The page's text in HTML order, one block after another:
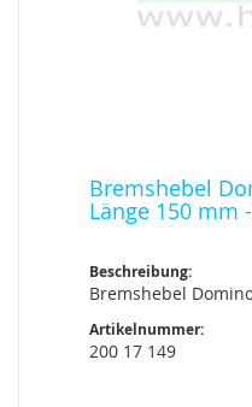
Bremshebel
Länge 150 mm
Beschreibung:
Bremshebel
Artikelnummer:
200 17 149